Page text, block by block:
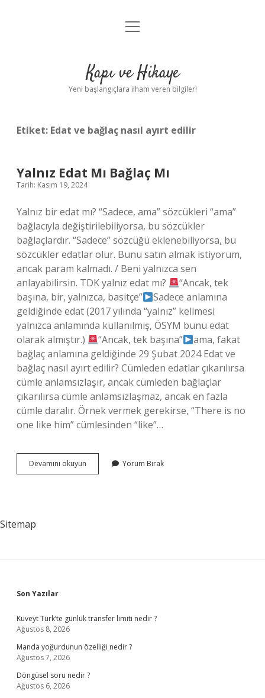
Anasayfa
Yasal Uyarı
menüyü
Kapı ve Hikaye
Yeni başlangıçlara ilham veren bilgiler!
Etiket: Edat ve bağlaç nasıl ayırt edilir
Yalnız Edat Mı Bağlaç Mı
Tarih: Kasım 19, 2024
Yalnız bir edat mı? “Sadece, ama” sözcükleri “ama”
bağlacıyla değiştirilebiliyorsa, bu sözcükler
bağlaçlardır. “Sadece” sözcüğü eklenebiliyorsa, bu
sözcükler edatlar olur. Bunu satın almak istiyorum,
ancak param kalmadı. / Beni yalnızca sen
anlayabilirsin. TDK yalnız edat mı?
“Ancak, tek
başına, bir, yalnızca, basitçe”
Sadece anlamına
geldiğinde edat (2017 yılında “yalnız” kelimesi
yalnızca anlamında kullanılmış, ÖSYM bunu edat
olarak almıştır.)
“Ancak, tek başına”
ama, fakat
bağlaç anlamına geldiğinde 29 Şubat 2024 Edat ve
bağlaç nasıl ayırt edilir? Cümleden edatlar çıkarılırsa
cümle anlamsızlaşır, ancak cümleden bağlaçlar
çıkarılırsa cümle anlamsızlaşmaz, ancak en fazla
cümle daralır. Örnek vermek gerekirse, “There is no
one like him” cümlesinden “like”…
Devamını okuyun
Edat
Yorum Bırak
Sitemap
Sidebar
Son Yazılar
Kuveyt Türk’te günlük transfer limiti nedir ?
Ağustos 8, 2026
Manda yoğurdunun özelliği nedir ?
Ağustos 7, 2026
Döngüsel soru nedir ?
Ağustos 6, 2026